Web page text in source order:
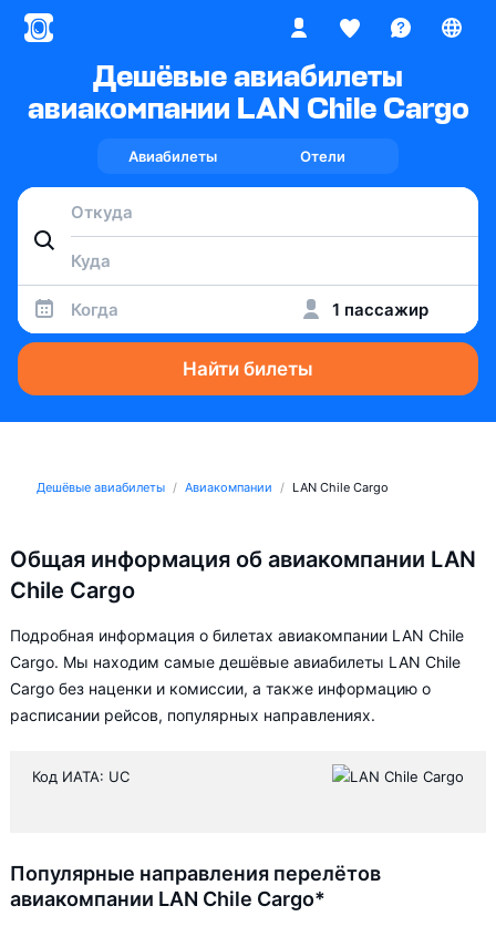
Дешёвые авиабилеты
авиакомпании LAN Chile Cargo
Авиабилеты Отели
Когда 1 пассажир
Найти билеты
Дешёвые авиабилеты Авиакомпании LAN Chile Cargo
Общая информация об авиакомпании LAN
Chile Cargo
Подробная информация о билетах авиакомпании LAN Chile
Cargo. Мы находим самые дешёвые авиабилеты LAN Chile
Cargo без наценки и комиссии, а также информацию о
расписании рейсов, популярных направлениях.
Код ИАТА: UC
Популярные направления перелётов
авиакомпании LAN Chile Cargo*